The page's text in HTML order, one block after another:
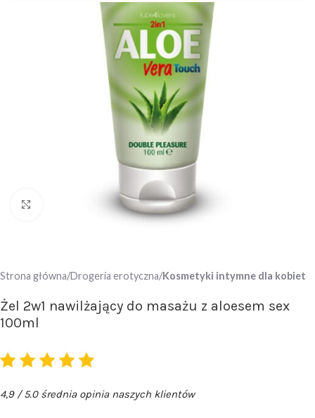
Strona główna Drogeria erotyczna Kosmetyki intymne dla kobiet
Żel 2w1 nawilżający do masażu z aloesem sex
100ml
4,9 / 5.0 średnia opinia naszych klientów